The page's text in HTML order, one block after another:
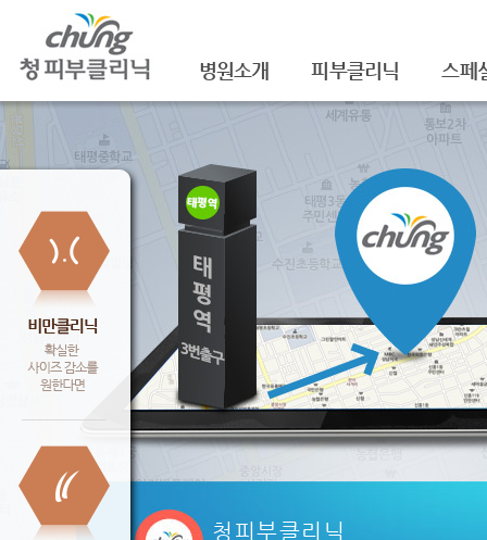
병원소개 피부클리닉 스페
레이저장비소개
병원 둘러보기
찾아오시는 길
공지사항
모공
기미/색소
주근깨/잡티
점/검버섯
문신제거
안면홍조
피부질환치료
셀라
주름
제모
FNS
물광
아쿠
백옥
신데
슈링
셀렉
청피부클리닉